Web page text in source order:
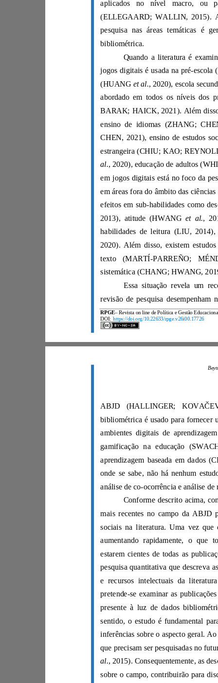
RPGE
DOI:
https://doi.org/10.22633/rpge.v26i00.17726
(HUANG et al.
al.
2013), atitude (HWANG et al.
al.